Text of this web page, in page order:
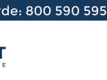
800 590 595